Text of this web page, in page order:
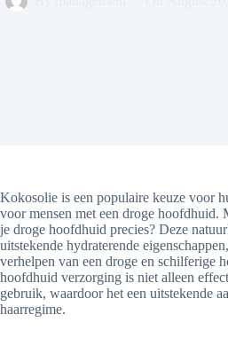
Kokosolie is een populaire keuze voor
voor mensen met een droge
je droge hoofdhuid precies? Deze
uitstekende hydraterende
verhelpen van een droge en schilferige
hoofdhuid verzorging is niet alleen
gebruik, waardoor het een uitstekende
haarregime.